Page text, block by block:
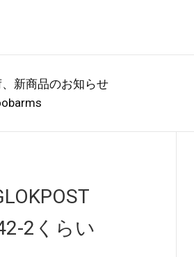
、新商品のお知らせ
2くらい